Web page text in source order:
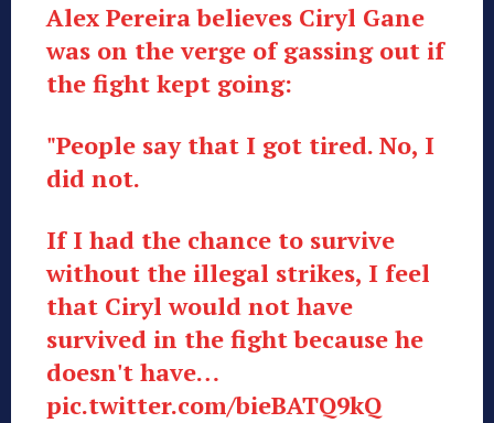
Alex Pereira believes Ciryl Gane
was on the verge of gassing out if
the fight kept going:
"People say that I got tired. No, I
did not.
If I had the chance to survive
without the illegal strikes, I feel
that Ciryl would not have
survived in the fight because he
doesn't have…
pic.twitter.com/bieBATQ9kQ